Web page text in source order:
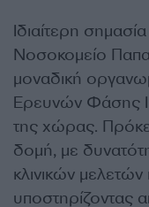
Ιδιαίτερη
Νοσοκομείο
μοναδική
Ερευνών Φάσης
της χώρας.
δομή, με
κλινικών
υποστηρίζοντας